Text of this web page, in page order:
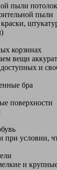
пыли
пыли
корзинах
вещи
и
бра
поверхности
условии,
и